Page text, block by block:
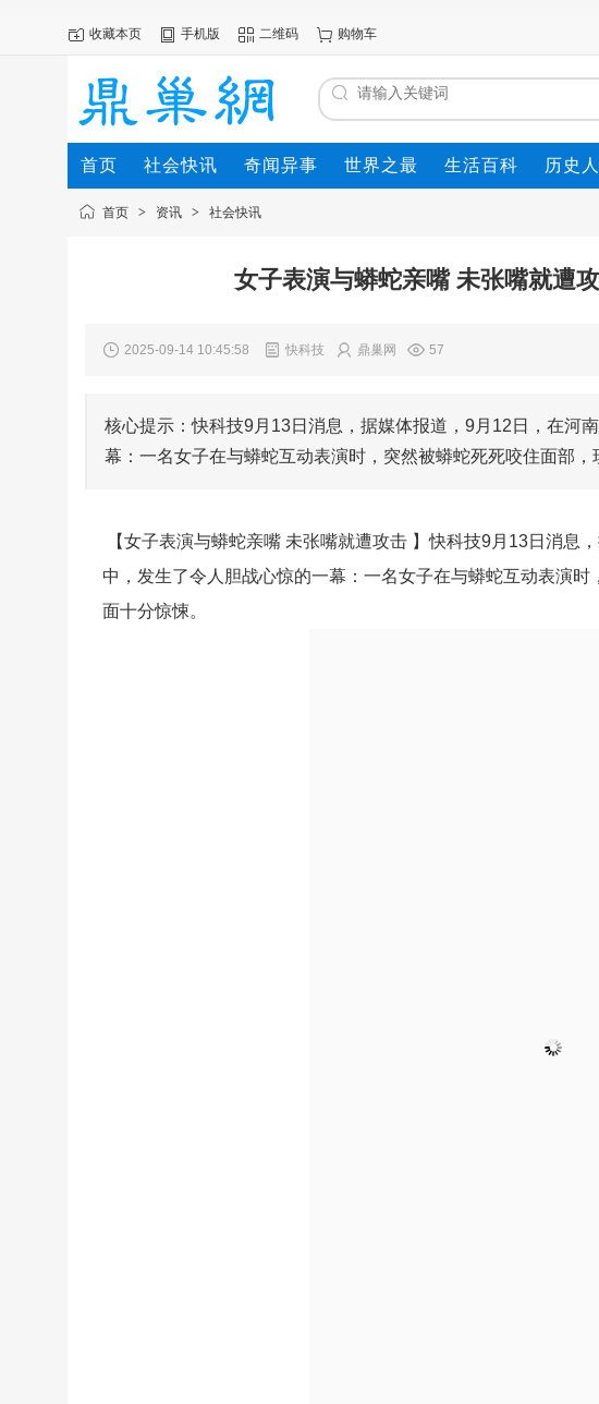
收藏本页 手机版 二维码 购物车
首页 社会快讯 奇闻异事 世界之最 生活百科 历史
首页 > 资讯 > 社会快讯
女子表演与蟒蛇亲嘴 未张嘴就遭
2025-09-14 10:45:58 快科技 鼎巢网 57
核心提示：快科技9月13日消息，据媒体报道，9月12日，在河
幕：一名女子在与蟒蛇互动表演时，突然被蟒蛇死死咬住面部，
【女子表演与蟒蛇亲嘴 未张嘴就遭攻击 】快科技9月13日消息
中，发生了令人胆战心惊的一幕：一名女子在与蟒蛇互动表演
面十分惊悚。